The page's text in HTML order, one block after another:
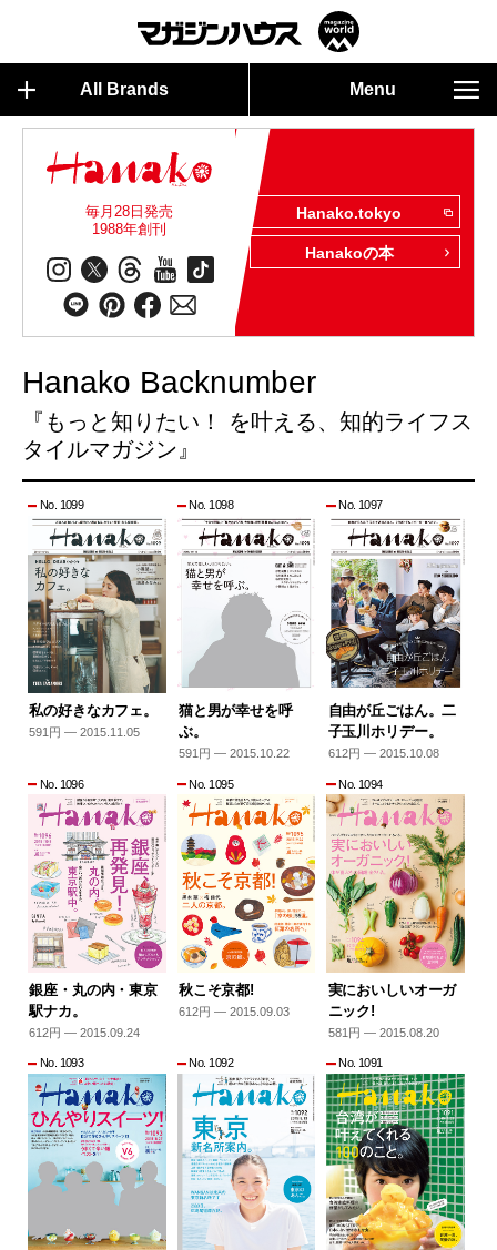
All Brands Menu
毎月28日発売
1988年創刊
Hanako.tokyo
Hanakoの本
Hanako Backnumber
『もっと知りたい！ を叶える、知的ライフス
タイルマガジン』
No. 1099
私の好きなカフェ。
591円 — 2015.11.05
No. 1098
猫と男が幸せを呼
ぶ。
591円 — 2015.10.22
No. 1097
自由が丘ごはん。二
子玉川ホリデー。
612円 — 2015.10.08
No. 1096
銀座・丸の内・東京
駅ナカ。
612円 — 2015.09.24
No. 1095
秋こそ京都!
612円 — 2015.09.03
No. 1094
実においしいオーガ
ニック!
581円 — 2015.08.20
No. 1093 No. 1092 No. 1091